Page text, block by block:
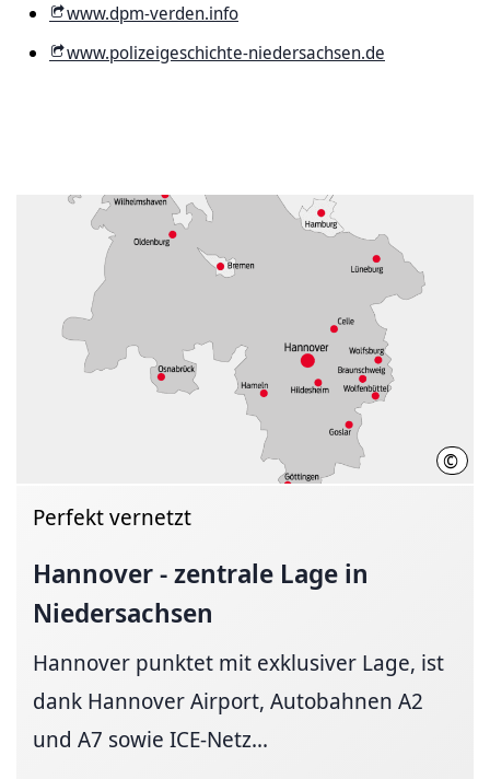
www.dpm-verden.info
www.polizeigeschichte-niedersachsen.de
©
Perfekt vernetzt
Hannover - zentrale Lage in
Niedersachsen
Hannover punktet mit exklusiver Lage, ist
dank Hannover Airport, Autobahnen A2
und A7 sowie ICE-Netz...